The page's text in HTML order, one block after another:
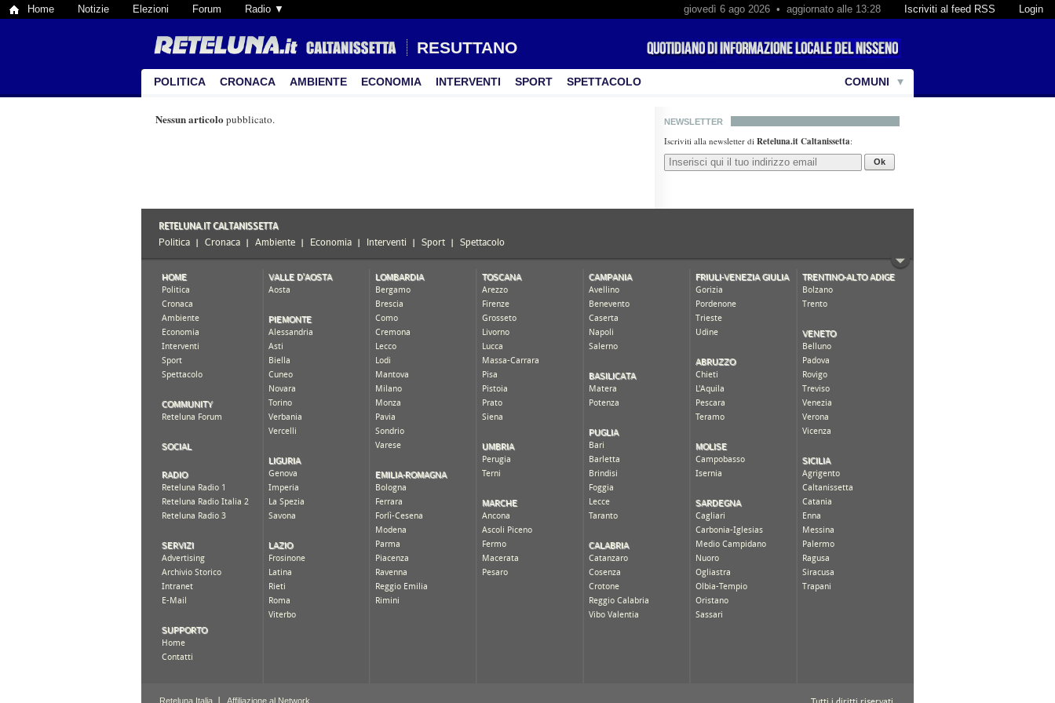
Home Notizie Elezioni Forum Radio ▼ Login
Iscriviti al feed RSS
giovedì 6 ago 2026 • aggiornato alle 13:28
RESUTTANO
POLITICA CRONACA AMBIENTE ECONOMIA INTERVENTI SPORT SPETTACOLO COMUNI
NEWSLETTER
Iscriviti alla newsletter di Reteluna.it Caltanissetta:
Ok
Nessun articolo pubblicato.